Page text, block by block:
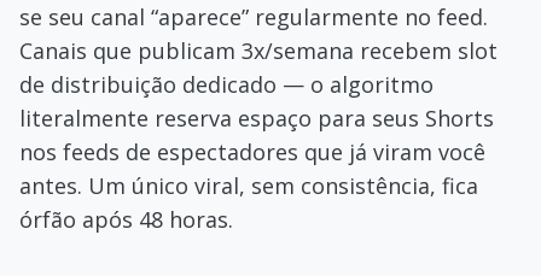
se seu canal “aparece” regularmente no feed.
Canais que publicam 3x/semana recebem slot
de distribuição dedicado — o algoritmo
literalmente reserva espaço para seus Shorts
nos feeds de espectadores que já viram você
antes. Um único viral, sem consistência, fica
órfão após 48 horas.